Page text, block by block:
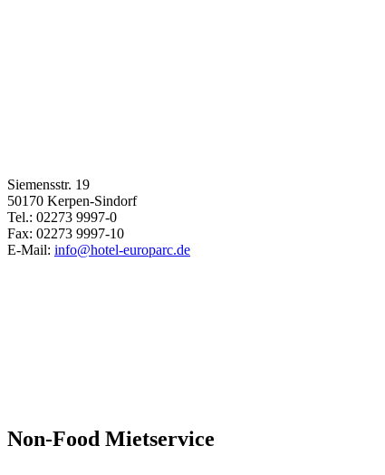
Siemensstr. 19
50170 Kerpen-Sindorf
Tel.: 02273 9997-0
Fax: 02273 9997-10
E-Mail: info@hotel-europarc.de
Non-Food Mietservice